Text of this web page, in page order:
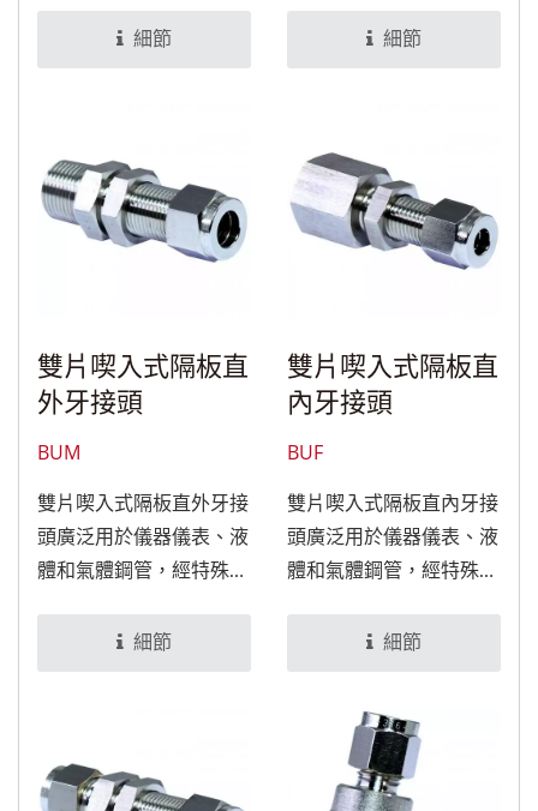
細節 細節
雙片喫入式隔板直
外牙接頭
BUM
雙片喫入式隔板直外牙接
頭廣泛用於儀器儀表、液
體和氣體鋼管，經特殊處
細節
雙片喫入式隔板直
內牙接頭
BUF
雙片喫入式隔板直內牙接
頭廣泛用於儀器儀表、液
體和氣體鋼管，經特殊處
細節